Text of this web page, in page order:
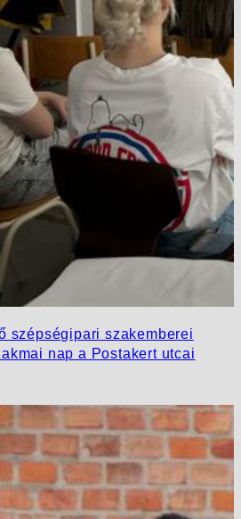
szépségipari szakemberei
nap a Postakert utcai